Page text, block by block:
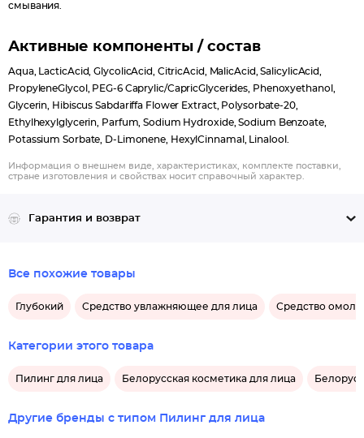
смывания.
Активные компоненты / состав
Aqua, LacticAcid, GlycolicAcid, CitricAcid, MalicAcid, SalicylicAcid,
PropyleneGlycol, PEG-6 Caprylic/CapricGlycerides, Phenoxyethanol,
Glycerin, Hibiscus Sabdariffa Flower Extract, Polysorbate-20,
Ethylhexylglycerin, Parfum, Sodium Hydroxide, Sodium Benzoate,
Potassium Sorbate, D-Limonene, HexylCinnamal, Linalool.
Информация о внешнем виде, характеристиках, комплекте поставки,
стране изготовления и свойствах носит справочный характер.
Гарантия и возврат
Все похожие товары
Глубокий Средство увлажняющее для лица Средство
Категории этого товара
Пилинг для лица Белорусская косметика для лица
Другие бренды с типом Пилинг для лица